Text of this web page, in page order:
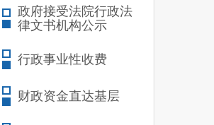
政府接受法院行政法
律文书机构公示
行政事业性收费
财政资金直达基层